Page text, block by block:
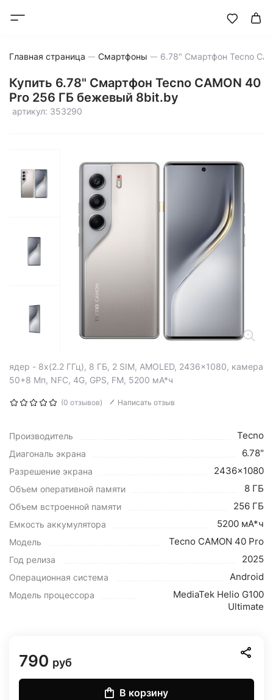
Главная страница Смартфоны
Купить 6.78" Смартфон Tecno CAMON 40
Pro 256 ГБ бежевый 8bit.by
артикул: 353290
ядер - 8x(2.2 ГГц), 8 ГБ, 2 SIM, AMOLED, 2436x1080, камера
50+8 Мп, NFC, 4G, GPS, FM, 5200 мА*ч
(0 отзывов) Написать отзыв
Производитель Tecno
Диагональ экрана 6.78"
Разрешение экрана 2436x1080
Объем оперативной памяти 8 ГБ
Объем встроенной памяти 256 ГБ
Емкость аккумулятора 5200 мА*ч
Модель Tecno CAMON 40 Pro
Год релиза 2025
Операционная система Android
Модель процессора
MediaTek Helio G100
Ultimate
790 руб
В корзину